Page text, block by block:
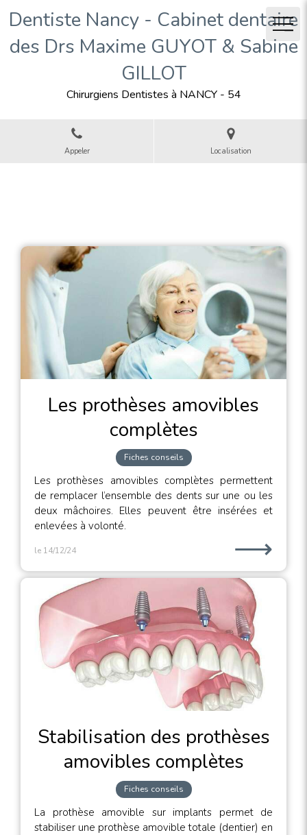
Dentiste Nancy - Cabinet dentaire
des Drs Maxime GUYOT & Sabine
GILLOT
Chirurgiens Dentistes à NANCY - 54
Appeler Localisation
Les prothèses amovibles
complètes
Fiches conseils
Les prothèses amovibles complètes permettent
de remplacer l’ensemble des dents sur une ou les
deux mâchoires. Elles peuvent être insérées et
enlevées à volonté.
le 14/12/24 ⟶
Stabilisation des prothèses
amovibles complètes
Fiches conseils
La prothèse amovible sur implants permet de
stabiliser une prothèse amovible totale (dentier) en